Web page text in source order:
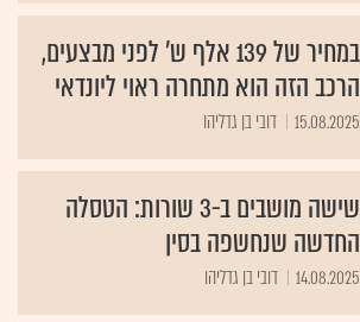
במחיר של 139 אלף ש' לפני מבצעים,
הרכב הזה הוא מתחרה ראוי ליונדאי
15.08.2025 דובי בן גדליהו
שישה מושבים ב-3 שורות: הטסלה
החדשה שנחשפה בסין
14.08.2025 דובי בן גדליהו